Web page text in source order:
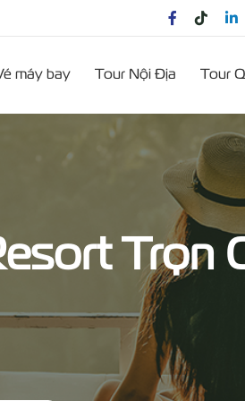
máy bay Tour Nội Địa Tour
Trọn